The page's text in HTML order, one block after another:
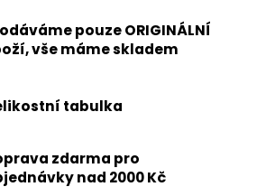
pouze ORIGINÁLNÍ
vše máme skladem
tabulka
zdarma pro
nad 2000 Kč